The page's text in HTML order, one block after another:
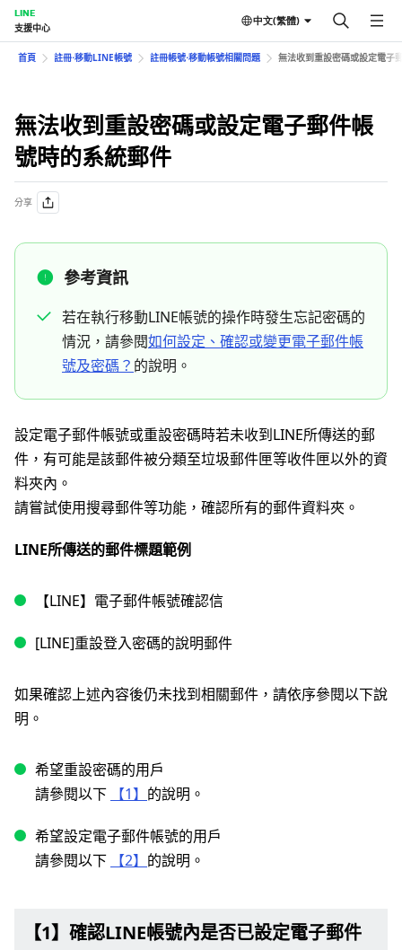
LINE
支援中心
中文(繁體)
首頁 註冊⋅移動LINE帳號 註冊帳號⋅移動帳號相關問題 無法收到重設密碼或設定電子
無法收到重設密碼或設定電子郵件帳
號時的系統郵件
分享
參考資訊
若在執行移動LINE帳號的操作時發生忘記密碼的
情況，請參閱如何設定、確認或變更電子郵件帳
號及密碼？ 的說明。
設定電子郵件帳號或重設密碼時若未收到LINE所傳送的郵
件，有可能是該郵件被分類至垃圾郵件匣等收件匣以外的資
料夾內。
請嘗試使用搜尋郵件等功能，確認所有的郵件資料夾。
LINE所傳送的郵件標題範例
【LINE】電子郵件帳號確認信
[LINE]重設登入密碼的說明郵件
如果確認上述內容後仍未找到相關郵件，請依序參閱以下說
明。
希望重設密碼的用戶
請參閱以下
【1】 的說明。
希望設定電子郵件帳號的用戶
請參閱以下
【2】 的說明。
【1】確認LINE帳號內是否已設定電子郵件